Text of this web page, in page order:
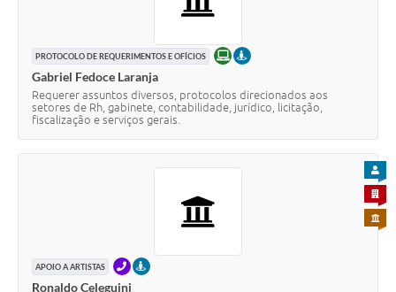
PROTOCOLO DE REQUERIMENTOS E OFÍCIOS ONLINEPRESENCIAL
Gabriel Fedoce Laranja
Requerer assuntos diversos, protocolos direcionados aos
setores de Rh, gabinete, contabilidade, jurídico, licitação,
fiscalização e serviços gerais.
APOIO A ARTISTAS TELEFONEPRESENCIAL
Ronaldo Celeguini
PARA
PARA